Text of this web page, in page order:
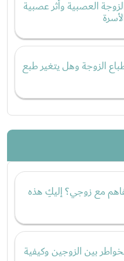
العصبية وأثر عصبية
الزوجة وهل يتغير طبع
مع زوجي؟ إليكِ هذه
بين الزوجين وكيفية